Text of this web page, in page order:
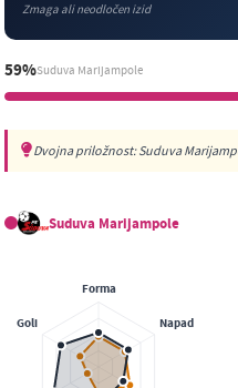
Zmaga ali neodločen izid
59%Suduva Marijampole
Dvojna priložnost: Suduva
Suduva Marijampole